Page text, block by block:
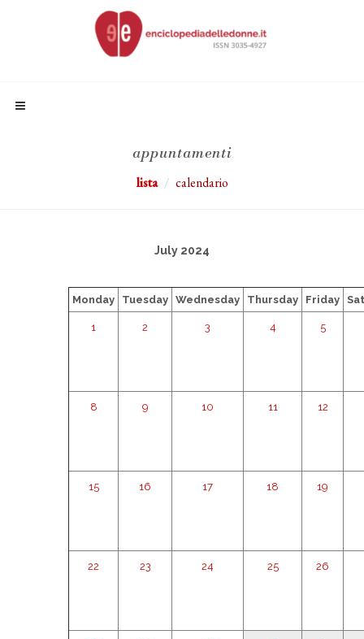
appuntamenti
lista calendario
July 2024
Monday Tuesday Wednesday Thursday Friday
1 2 3 4 5
8 9 10 11 12
15 16 17 18 19
22 23 24 25 26